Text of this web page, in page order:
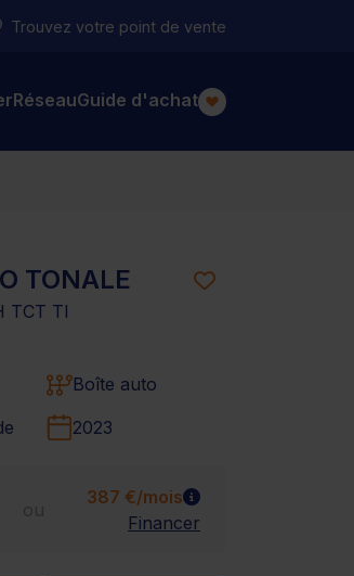
Trouvez votre point de vente
RéseauGuide d'achat
TONALE
TCT TI
Boîte auto
2023
387 €/mois
FinancerChargement...